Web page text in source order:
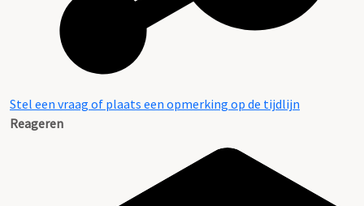
Stel een vraag of plaats een opmerking op de tijdlijn
Reageren